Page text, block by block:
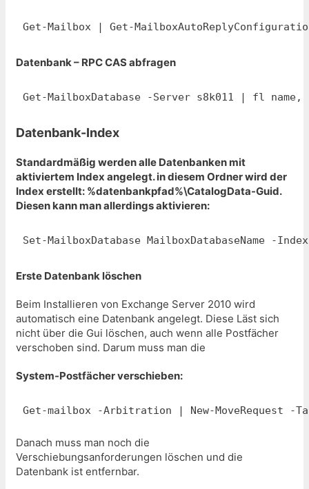
Get-Mailbox | Get-
Datenbank – RPC CAS abfragen
Get-MailboxDatabase -Server s8k011 | fl
Datenbank-Index
Standardmäßig werden alle Datenbanken mit
aktiviertem Index angelegt. in diesem Ordner wird der
Index erstellt: %datenbankpfad%\CatalogData-Guid.
Diesen kann man allerdings aktivieren:
Set-MailboxDatabase MailboxDatabaseName -
Erste Datenbank löschen
Beim Installieren von Exchange Server 2010 wird
automatisch eine Datenbank angelegt. Diese Läst sich
nicht über die Gui löschen, auch wenn alle Postfächer
verschoben sind. Darum muss man die
System-Postfächer verschieben:
Get-mailbox -Arbitration | New-MoveRequest
Danach muss man noch die
Verschiebungsanforderungen löschen und die
Datenbank ist entfernbar.